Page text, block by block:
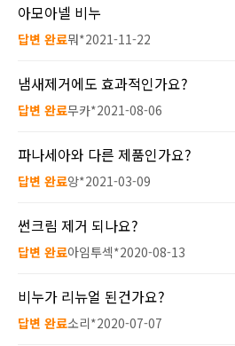
아모아넬 비누
답변 완료뭐*2021-11-22
냄새제거에도 효과적인가요?
답변 완료무카*2021-08-06
파나세아와 다른 제품인가요?
답변 완료앙*2021-03-09
썬크림 제거 되나요?
답변 완료아임투섹*2020-08-13
비누가 리뉴얼 된건가요?
답변 완료소리*2020-07-07